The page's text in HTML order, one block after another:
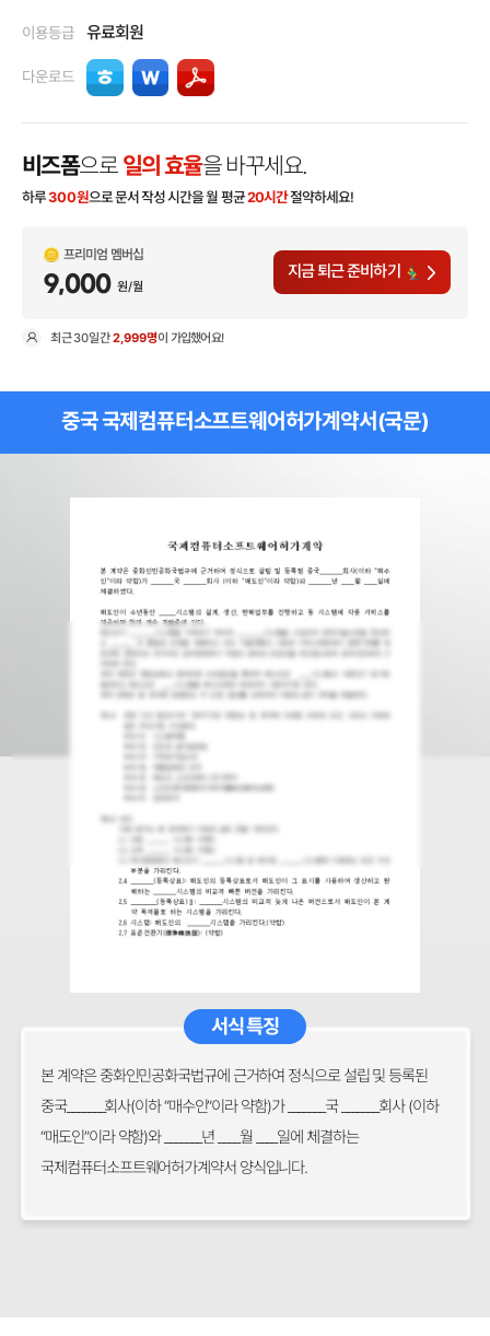
이용등급 유료회원
다운로드
비즈폼으로 일의 효율을 바꾸세요.
하루300원으로 문서 작성 시간을 월 평균20시간절약하세요!
프리미엄 멤버십
9,000 원/월
지금 퇴근 준비하기
최근30일간2,999명이 가입했어요!
중국 국제컴퓨터소프트웨어허가계약서(국문)
서식 특징
본 계약은 중화인민공화국법규에 근거하여 정식으로 설립 및 등록된
중국_______회사(이하 “매수인”이라 약함)가 _______국 _______회사 (이하
“매도인”이라 약함)와 _______년 ____월 ____일에 체결하는
국제컴퓨터소프트웨어허가계약서 양식입니다.